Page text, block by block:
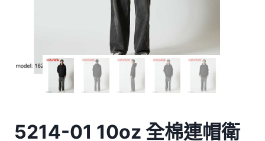
5214-01 10oz 全棉連帽衛